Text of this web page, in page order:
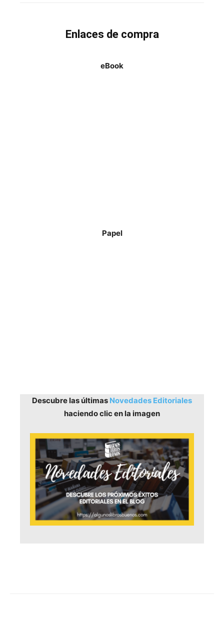
Enlaces de compra
eBook
Papel
Descubre las últimas Novedades Editoriales
haciendo clic en la imagen